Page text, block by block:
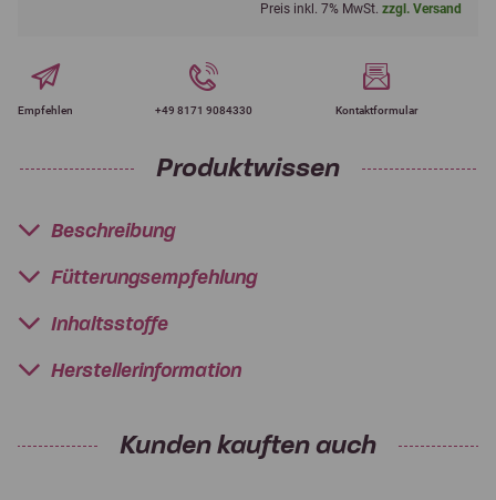
Preis inkl. 7% MwSt. zzgl. Versand
Empfehlen +49 8171 9084330 Kontaktformular
Produktwissen
Beschreibung
Fütterungsempfehlung
Inhaltsstoffe
Herstellerinformation
Kunden kauften auch